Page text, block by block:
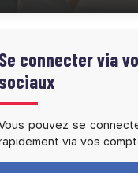
connecter via
pouvez se
via vos